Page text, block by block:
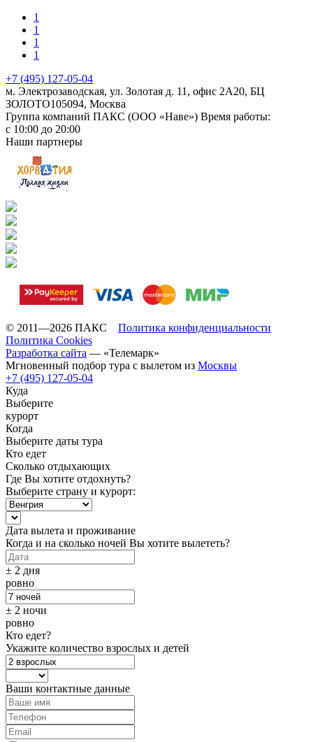
1
1
1
1
+7 (495) 127-05-04
м. Электрозаводская, ул. Золотая д. 11, офис 2А20, БЦ
ЗОЛОТО105094, Москва
Группа компаний ПАКС (ООО «Наве») Время работы:
с 10:00 до 20:00
Наши партнеры
© 2011—2026 ПАКС Политика конфиденциальности
Политика Cookies
Разработка сайта — «Телемарк»
Мгновенный подбор тура с вылетом из Москвы
+7 (495) 127-05-04
Куда
Выберите
курорт
Когда
Выберите даты тура
Кто едет
Сколько отдыхающих
Где Вы хотите отдохнуть?
Выберите страну и курорт:
Дата вылета и проживание
Когда и на сколько ночей Вы хотите вылететь?
± 2 дня
ровно
± 2 ночи
ровно
Кто едет?
Укажите количество взрослых и детей
Ваши контактные данные